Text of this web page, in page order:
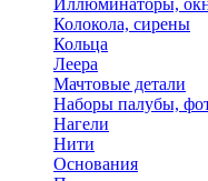
Иллюминаторы,
Колокола, сирены
Кольца
Леера
Мачтовые детали
Наборы палубы,
Нагели
Нити
Основания